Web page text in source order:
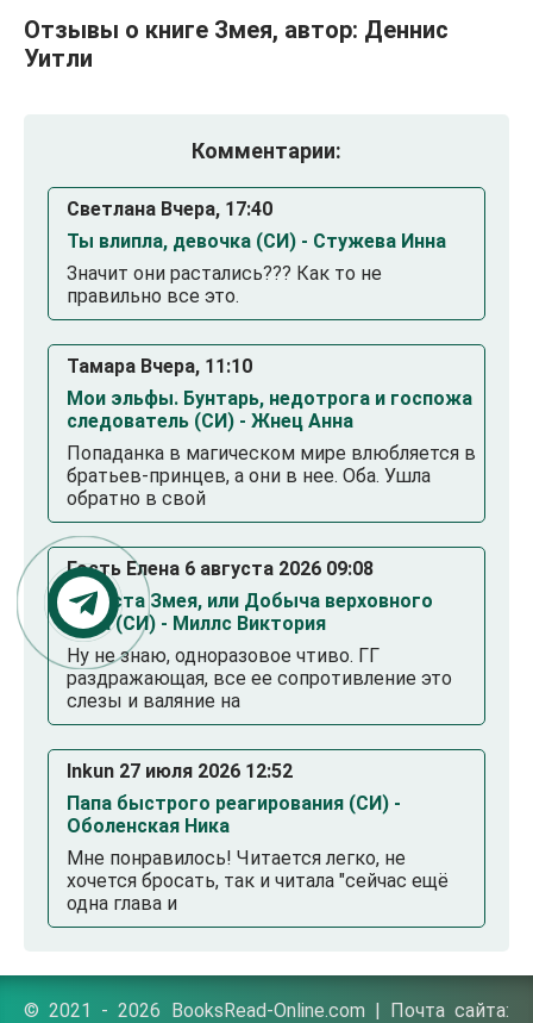
Отзывы о книге Змея, автор: Деннис
Уитли
Комментарии:
Светлана Вчера, 17:40
Ты влипла, девочка (СИ) - Стужева Инна
Значит они растались??? Как то не
правильно все это.
Тамара Вчера, 11:10
Мои эльфы. Бунтарь, недотрога и госпожа
следователь (СИ) - Жнец Анна
Попаданка в магическом мире влюбляется в
братьев-принцев, а они в нее. Оба. Ушла
обратно в свой
Гость Елена 6 августа 2026 09:08
Невеста Змея, или Добыча верховного
Нага (СИ) - Миллс Виктория
Ну не знаю, одноразовое чтиво. ГГ
раздражающая, все ее сопротивление это
слезы и валяние на
Inkun 27 июля 2026 12:52
Папа быстрого реагирования (СИ) -
Оболенская Ника
Мне понравилось! Читается легко, не
хочется бросать, так и читала "сейчас ещё
одна глава и
© 2021 - 2026 BooksRead-Online.com | Почта сайта: